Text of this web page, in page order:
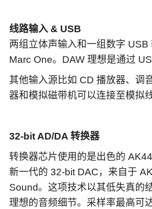
线路输入 & USB
两组立体声输入和一组数字 USB
Marc One。DAW 理想是通过
其他输入源比如 CD 播放器、调
器和模拟磁带机可以连接至模拟
32-bit AD/DA 转换器
转换器芯片使用的是出色的
新一代的 32-bit DAC，来自于
Sound。这项技术以其低失真的
理想的音频细节。采样率最高可